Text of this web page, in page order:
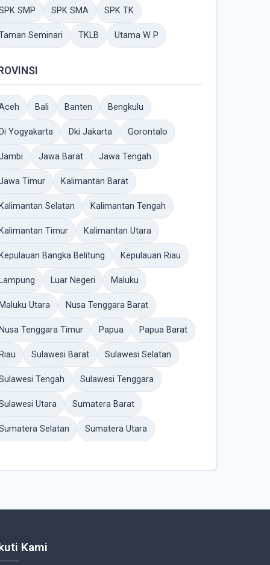
SMP SPK SMA SPK TK
Seminari TKLB Utama W P
Bali Banten Bengkulu
Yogyakarta Dki Jakarta Gorontalo
Jawa Barat Jawa Tengah
Timur Kalimantan Barat
Selatan Kalimantan Tengah
Timur Kalimantan Utara
Bangka Belitung Kepulauan Riau
Luar Negeri Maluku
Utara Nusa Tenggara Barat
Tenggara Timur Papua Papua Barat
Sulawesi Barat Sulawesi Selatan
Tengah Sulawesi Tenggara
Utara Sumatera Barat
Selatan Sumatera Utara
Kami